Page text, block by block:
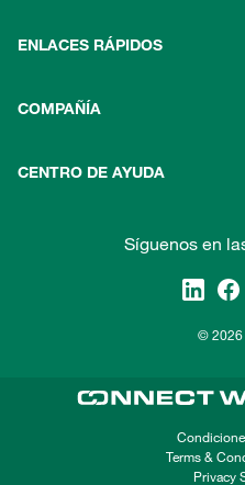
ENLACES RÁPIDOS
COMPAÑÍA
CENTRO DE AYUDA
Síguenos en
© 2026
Terms &
Privacy